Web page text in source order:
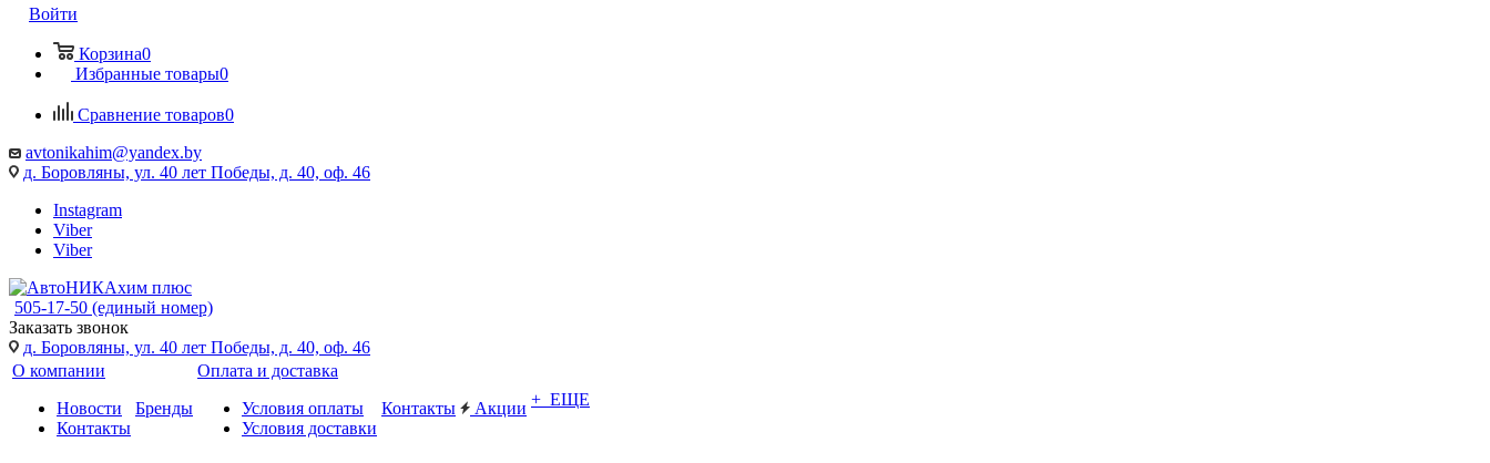
Войти
Корзина0
Избранные товары0
Сравнение товаров0
avtonikahim@yandex.by
д. Боровляны, ул. 40 лет Победы, д. 40, оф. 46
Instagram
Viber
Viber
505-17-50 (единый номер)
Заказать звонок
д. Боровляны, ул. 40 лет Победы, д. 40, оф. 46
О компании
Новости
Контакты
Бренды
Оплата и доставка
Условия оплаты
Условия доставки
Контакты Акции + ЕЩЕ